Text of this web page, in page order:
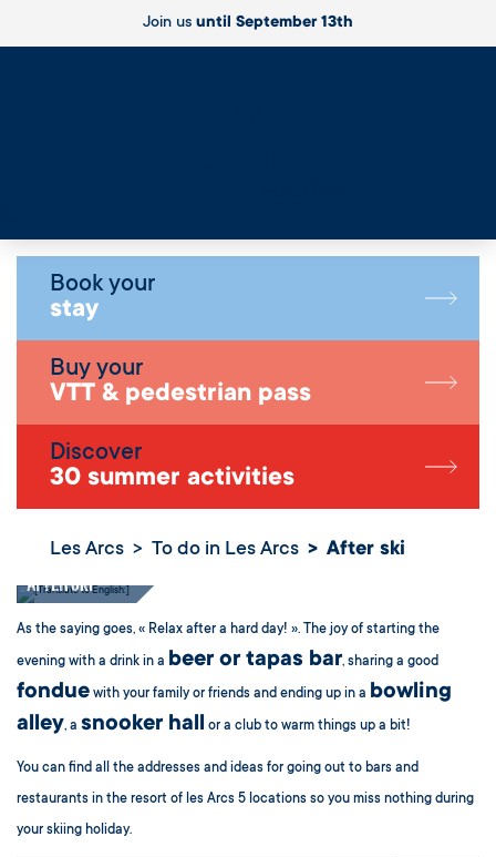
Join us until September 13th
Book your
stay
Buy your
VTT & pedestrian pass
Discover
30 summer activities
Les Arcs To do in Les Arcs
After ski
After ski
As the saying goes, « Relax after a hard day! ». The joy of starting the
evening with a drink in a beer or tapas bar, sharing a good
fondue with your family or friends and ending up in a bowling
alley, a snooker hall or a club to warm things up a bit!
You can find all the addresses and ideas for going out to bars and
restaurants in the resort of les Arcs 5 locations so you miss nothing during
your skiing holiday.